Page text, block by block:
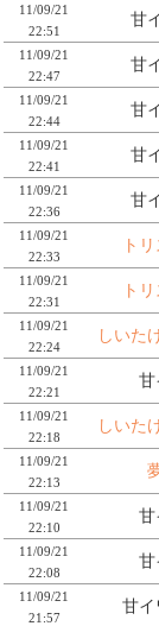
11/09/21
22:51
甘
11/09/21
22:47
甘
11/09/21
22:44
甘
11/09/21
22:41
甘
11/09/21
22:36
甘
11/09/21
22:33
ト
11/09/21
22:31
ト
11/09/21
22:24
しいた
11/09/21
22:21
甘
11/09/21
22:18
しいた
11/09/21
22:13
11/09/21
22:10
甘
11/09/21
22:08
甘
11/09/21
21:57
甘イ